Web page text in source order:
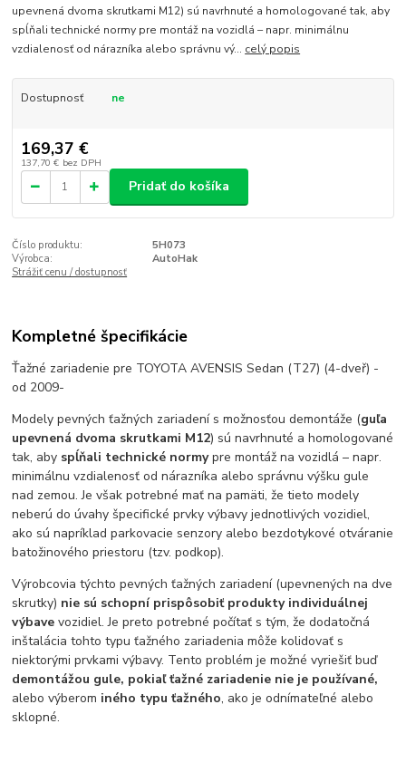
upevnená dvoma skrutkami M12) sú navrhnuté a homologované tak, aby
spĺňali technické normy pre montáž na vozidlá – napr. minimálnu
vzdialenosť od nárazníka alebo správnu vý... celý popis
Dostupnosť ne
169,37 €
137,70 € bez DPH
Pridať do košíka
Číslo produktu:
5H073
Výrobca:
AutoHak
Strážiť cenu / dostupnosť
Kompletné špecifikácie
Ťažné zariadenie pre TOYOTA AVENSIS Sedan (T27) (4-dveř) -
od 2009-
Modely pevných ťažných zariadení s možnosťou demontáže (guľa
upevnená dvoma skrutkami M12) sú navrhnuté a homologované
tak, aby spĺňali technické normypre montáž na vozidlá – napr.
minimálnu vzdialenosť od nárazníka alebo správnu výšku gule
nad zemou. Je však potrebné mať na pamäti, že tieto modely
neberú do úvahy špecifické prvky výbavy jednotlivých vozidiel,
ako sú napríklad parkovacie senzory alebo bezdotykové otváranie
batožinového priestoru (tzv. podkop).
Výrobcovia týchto pevných ťažných zariadení (upevnených na dve
skrutky) nie sú schopní prispôsobiť produkty individuálnej
výbavevozidiel. Je preto potrebné počítať s tým, že dodatočná
inštalácia tohto typu ťažného zariadenia môže kolidovať s
niektorými prvkami výbavy. Tento problém je možné vyriešiť buď
demontážou gule, pokiaľ ťažné zariadenie nie je používané,
alebo výberom iného typu ťažného, ako je odnímateľné alebo
sklopné.